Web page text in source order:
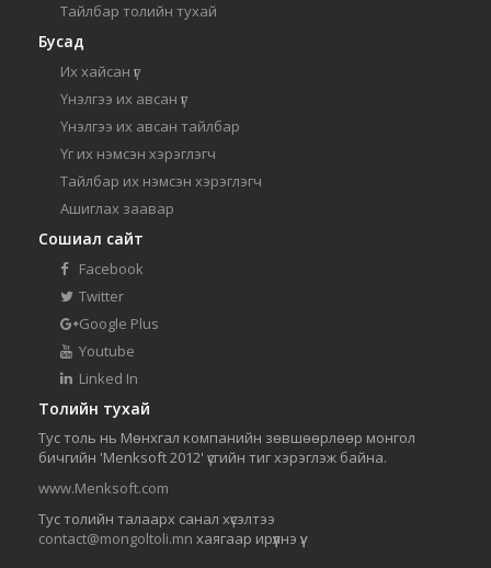
Тайлбар толийн тухай
Бусад
Их хайсан үг
Үнэлгээ их авсан үг
Үнэлгээ их авсан тайлбар
Үг их нэмсэн хэрэглэгч
Тайлбар их нэмсэн хэрэглэгч
Ашиглах заавар
Сошиал сайт
Facebook
Twitter
Google Plus
Youtube
Linked In
Толийн тухай
Тус толь нь Мөнхгал компанийн зөвшөөрлөөр монгол
бичгийн 'Menksoft 2012' үсгийн тиг хэрэглэж байна.
www.Menksoft.com
Тус толийн талаарх санал хүсэлтээ
contact@mongoltoli.mn хаягаар ирүүлнэ үү.